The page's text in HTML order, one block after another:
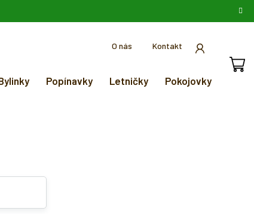
O nás
Kontakt
Popínavky Letničky Pokojovky